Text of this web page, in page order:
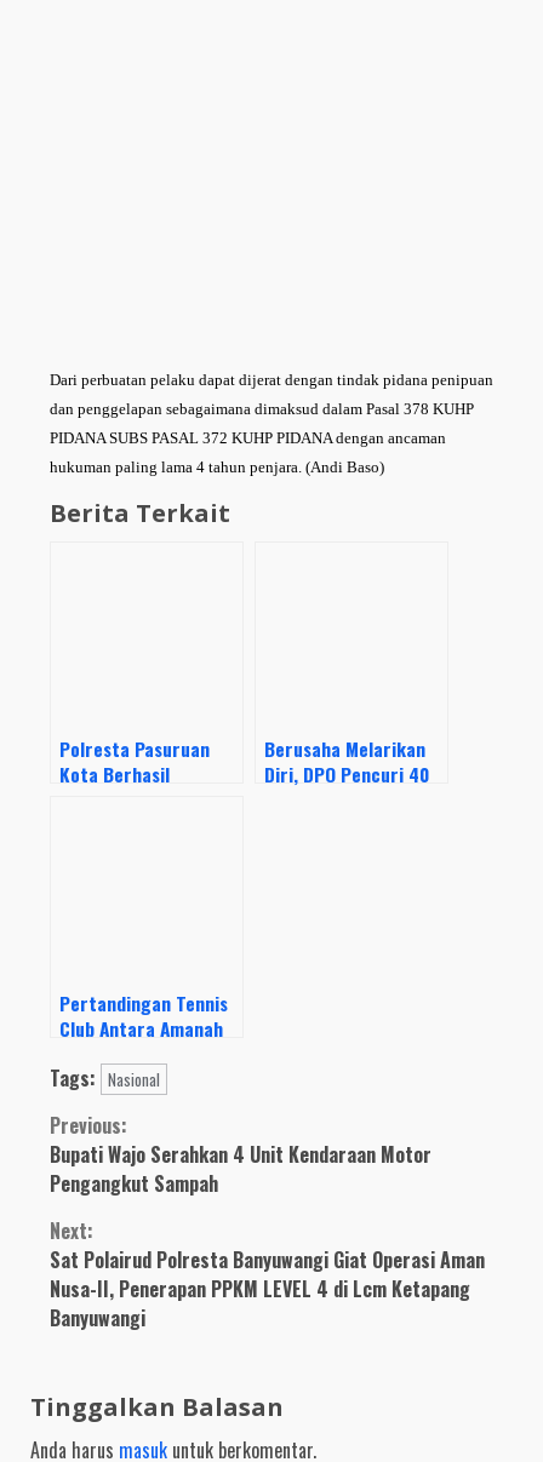
Dari perbuatan pelaku dapat dijerat dengan tindak pidana penipuan
dan penggelapan sebagaimana dimaksud dalam Pasal 378 KUHP
PIDANA SUBS PASAL 372 KUHP PIDANA dengan ancaman
hukuman paling lama 4 tahun penjara. (Andi Baso)
Berita Terkait
Polresta Pasuruan
Kota Berhasil
Berusaha Melarikan
Diri, DPO Pencuri 40
Pertandingan Tennis
Club Antara Amanah
Mekar Tingkatkan
Jalinan Silaturrahim
Tags: Nasional
Continue
Reading
Previous:
Bupati Wajo Serahkan 4 Unit Kendaraan Motor
Pengangkut Sampah
Next:
Sat Polairud Polresta Banyuwangi Giat Operasi Aman
Nusa-II, Penerapan PPKM LEVEL 4 di Lcm Ketapang
Banyuwangi
Tinggalkan Balasan
Anda harus masuk untuk berkomentar.